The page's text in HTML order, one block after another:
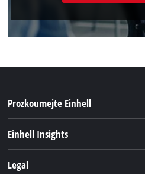
Prozkoumejte Einhell
Systém akumulátorů
Einhell Insights
Legal